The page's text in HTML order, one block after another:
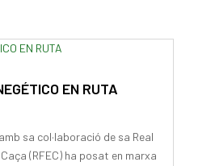
EN RUTA
sa col·laboració de sa Real
(RFEC) ha posat en marxa